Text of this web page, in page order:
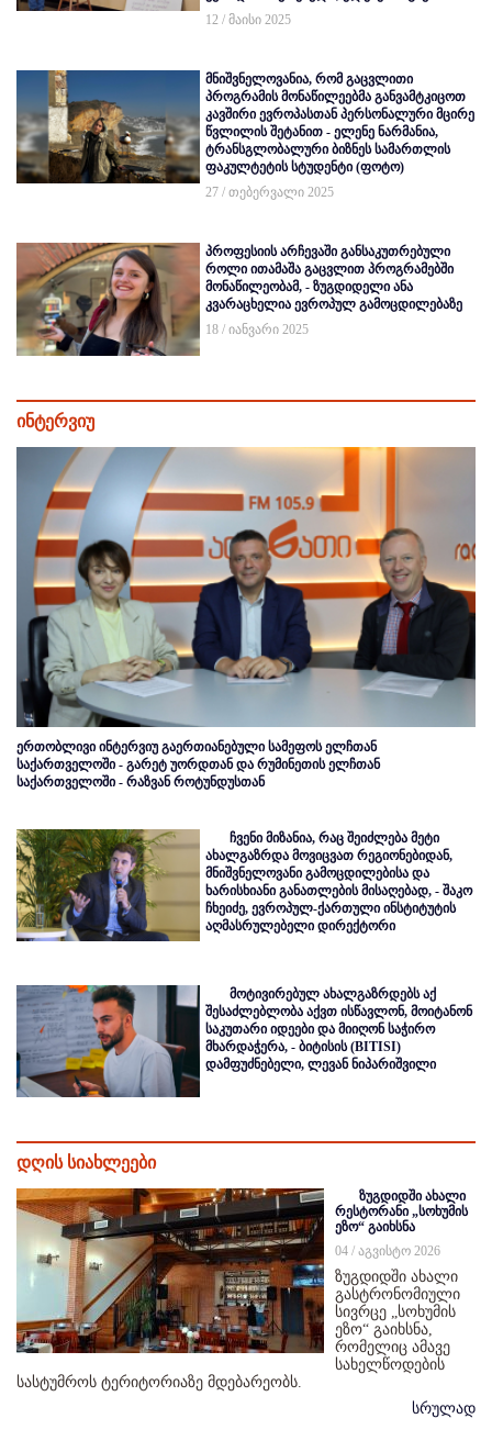
12 / მაისი 2025
მნიშვნელოვანია, რომ გაცვლითი
პროგრამის მონაწილეებმა განვამტკიცოთ
კავშირი ევროპასთან პერსონალური მცირე
წვლილის შეტანით - ელენე ნარმანია,
ტრანსგლობალური ბიზნეს სამართლის
ფაკულტეტის სტუდენტი (ფოტო)
27 / თებერვალი 2025
პროფესიის არჩევაში განსაკუთრებული
როლი ითამაშა გაცვლით პროგრამებში
მონაწილეობამ, - ზუგდიდელი ანა
კვარაცხელია ევროპულ გამოცდილებაზე
18 / იანვარი 2025
ინტერვიუ
ერთობლივი ინტერვიუ გაერთიანებული სამეფოს ელჩთან
საქართველოში - გარეტ უორდთან და რუმინეთის ელჩთან
საქართველოში - რაზვან როტუნდუსთან
ჩვენი მიზანია, რაც შეიძლება მეტი
ახალგაზრდა მოვიცვათ რეგიონებიდან,
მნიშვნელოვანი გამოცდილებისა და
ხარისხიანი განათლების მისაღებად, - შაკო
ჩხეიძე, ევროპულ-ქართული ინსტიტუტის
აღმასრულებელი დირექტორი
მოტივირებულ ახალგაზრდებს აქ
შესაძლებლობა აქვთ ისწავლონ, მოიტანონ
საკუთარი იდეები და მიიღონ საჭირო
მხარდაჭერა, - ბიტისის (BITISI)
დამფუძნებელი, ლევან ნიპარიშვილი
დღის სიახლეები
ზუგდიდში ახალი
რესტორანი „სოხუმის
ეზო“ გაიხსნა
04 / აგვისტო 2026
ზუგდიდში ახალი
გასტრონომიული
სივრცე „სოხუმის
ეზო“ გაიხსნა,
რომელიც ამავე
სახელწოდების
სასტუმროს ტერიტორიაზე მდებარეობს.
სრულად